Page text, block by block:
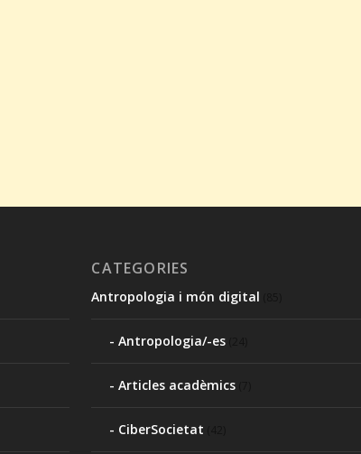
CATEGORIES
Antropologia i món digital
Antropologia/-es
Articles acadèmics
CiberSocietat